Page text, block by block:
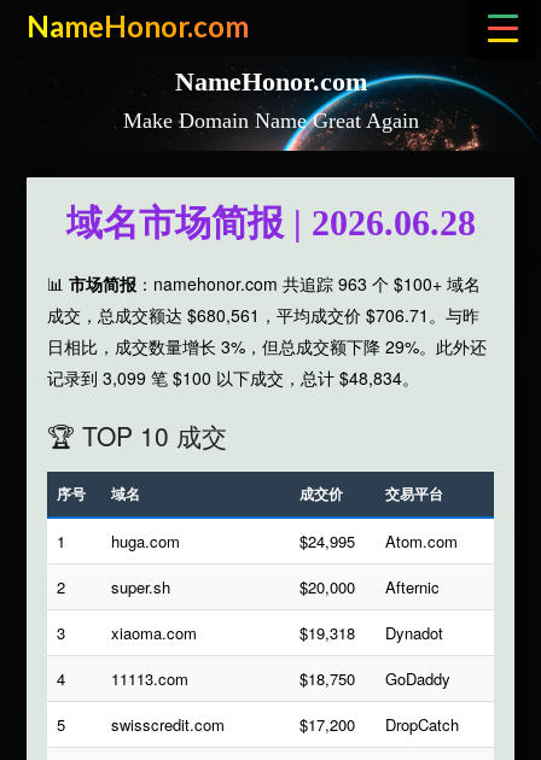
Skip
content
NameHonor.com
NameHonor.com
Make Domain Name Great Again
域名市场简报 | 2026.06.28
📊 市场简报：namehonor.com 共追踪 963 个 $100+ 域名
成交，总成交额达 $680,561，平均成交价 $706.71。与昨
日相比，成交数量增长 3%，但总成交额下降 29%。此外还
记录到 3,099 笔 $100 以下成交，总计 $48,834。
🏆 TOP 10 成交
序号 域名 成交价 交易平台
1 huga.com $24,995
Atom.com
2
super.sh $20,000
Afternic
3
xiaoma.com $19,318
Dynadot
4
11113.com $18,750
GoDaddy
5
swisscredit.com $17,200
DropCatch